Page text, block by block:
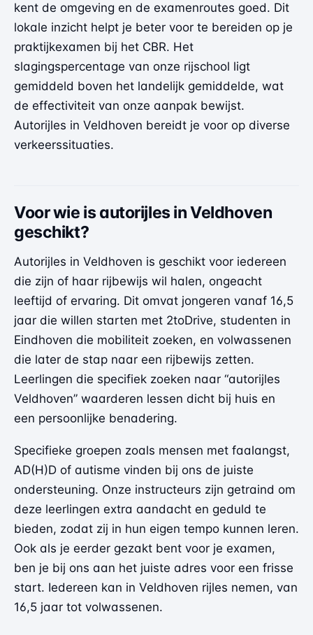
kent de omgeving en de examenroutes goed. Dit
lokale inzicht helpt je beter voor te bereiden op je
praktijkexamen bij het CBR. Het
slagingspercentage van onze rijschool ligt
gemiddeld boven het landelijk gemiddelde, wat
de effectiviteit van onze aanpak bewijst.
Autorijles in Veldhoven bereidt je voor op diverse
verkeerssituaties.
Voor wie is autorijles in Veldhoven
geschikt?
Autorijles in Veldhoven is geschikt voor iedereen
die zijn of haar rijbewijs wil halen, ongeacht
leeftijd of ervaring. Dit omvat jongeren vanaf 16,5
jaar die willen starten met 2toDrive, studenten in
Eindhoven die mobiliteit zoeken, en volwassenen
die later de stap naar een rijbewijs zetten.
Leerlingen die specifiek zoeken naar “autorijles
Veldhoven” waarderen lessen dicht bij huis en
een persoonlijke benadering.
Specifieke groepen zoals mensen met faalangst,
AD(H)D of autisme vinden bij ons de juiste
ondersteuning. Onze instructeurs zijn getraind om
deze leerlingen extra aandacht en geduld te
bieden, zodat zij in hun eigen tempo kunnen leren.
Ook als je eerder gezakt bent voor je examen,
ben je bij ons aan het juiste adres voor een frisse
start. Iedereen kan in Veldhoven rijles nemen, van
16,5 jaar tot volwassenen.